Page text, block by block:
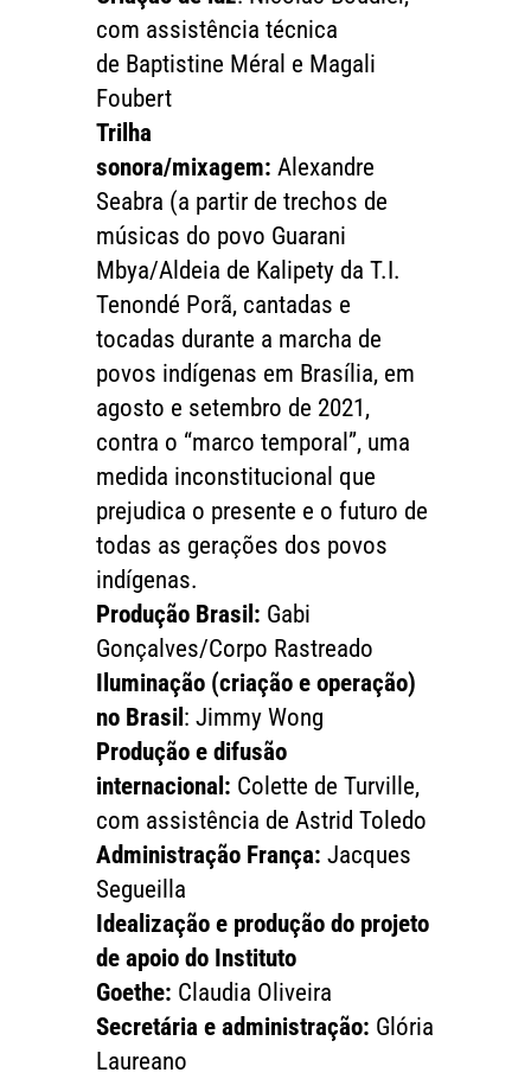
com assistência técnica
de Baptistine Méral e Magali
Foubert
Trilha
sonora/mixagem: Alexandre
Seabra (a partir de trechos de
músicas do povo Guarani
Mbya/Aldeia de Kalipety da T.I.
Tenondé Porã, cantadas e
tocadas durante a marcha de
povos indígenas em Brasília, em
agosto e setembro de 2021,
contra o “marco temporal”, uma
medida inconstitucional que
prejudica o presente e o futuro de
todas as gerações dos povos
indígenas.
Produção Brasil: Gabi
Gonçalves/Corpo Rastreado
Iluminação (criação e operação)
no Brasil : Jimmy Wong
Produção e difusão
internacional: Colette de Turville,
com assistência de Astrid Toledo
Administração França: Jacques
Segueilla
Idealização e produção do projeto
de apoio do Instituto
Goethe: Claudia Oliveira
Secretária e administração: Glória
Laureano